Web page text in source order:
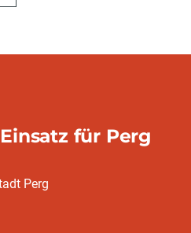
für Perg
Perg